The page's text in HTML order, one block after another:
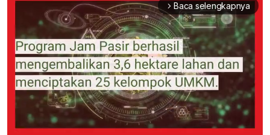
arrow_forward_ios Baca selengkapnya